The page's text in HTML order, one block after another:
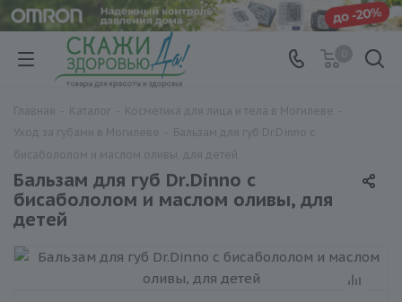
Бальзам для губ Dr.Dinno с
бисабололом и маслом оливы, для
детей